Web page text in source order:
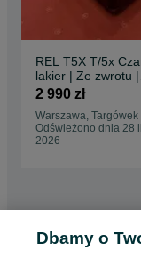
REL T5X T/5x
lakier | Ze zwrotu |
Salon Audio Format
2 990 zł
Warszawa, Targówek
Odświeżono dnia 28
2026
Strona główna
Subwoofery -
Dbamy o